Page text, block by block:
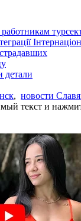
детали
, новости
текст и